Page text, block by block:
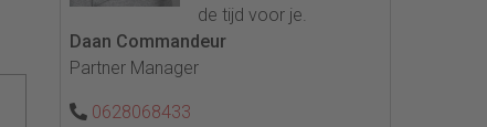
de tijd voor je.
Daan Commandeur
Partner Manager
0628068433